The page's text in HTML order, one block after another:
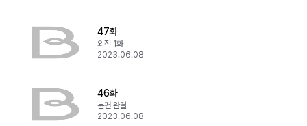
47화
외전 1화
2023.06.08
46화
본편 완결
2023.06.08